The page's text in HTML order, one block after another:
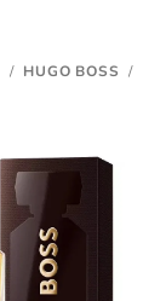
/ HUGO BOSS /